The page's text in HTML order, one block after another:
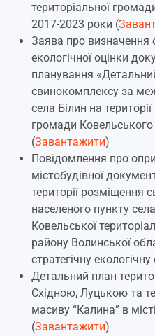
територіальної
2017-2023 роки (
Заява про визначення
екологічної оцінки
планування
свинокомплексу за
села Білин на
громади Ковельського
(Завантажити)
Повідомлення про
містобудівної
території
населеного пункту
Ковельської
району Волинської
стратегічну екологічну
Детальний план
Східною, Луцькою та
масиву “Калина” в
(Завантажити)